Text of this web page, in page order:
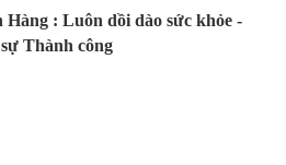
: Luôn dồi dào sức khỏe -
Thành công